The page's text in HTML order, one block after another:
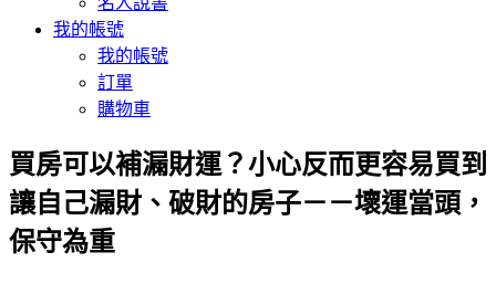
我的帳號
我的帳號
訂單
購物車
買房可以補漏財運？小心反而更容易買到
讓自己漏財、破財的房子－－壞運當頭，
保守為重